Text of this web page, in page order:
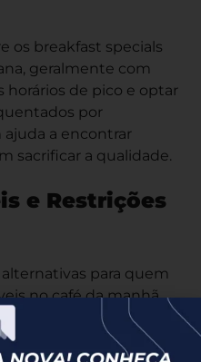
os breakfast specials
geralmente com
horários de pico e optar
por
a encontrar
sacrificar a qualidade.
e Restrições
para quem
no café da manhã.
abacate, saladas de
e sucos verdes